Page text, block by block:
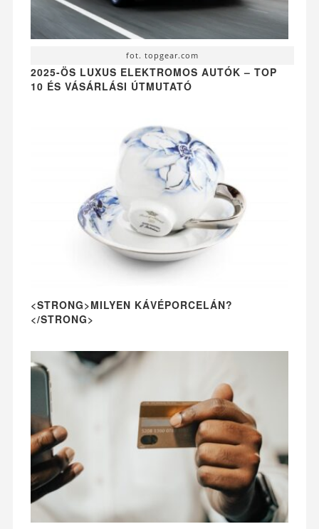
fot. topgear.com
2025-ÖS LUXUS ELEKTROMOS AUTÓK – TOP
10 ÉS VÁSÁRLÁSI ÚTMUTATÓ
<STRONG>MILYEN KÁVÉPORCELÁN?
</STRONG>